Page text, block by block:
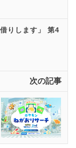
りします」 第4
次の記事